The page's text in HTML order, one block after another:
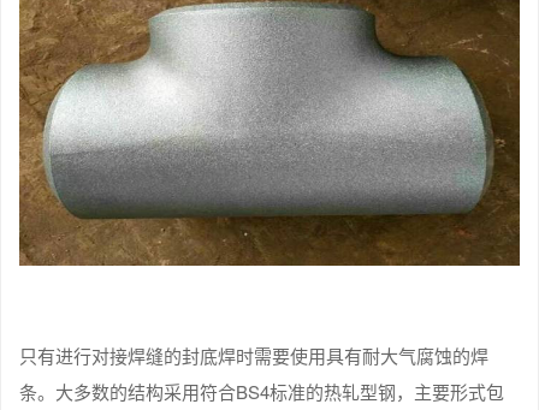
只有进行对接焊缝的封底焊时需要使用具有耐大气腐蚀的焊
条。大多数的结构采用符合BS4标准的热轧型钢，主要形式包